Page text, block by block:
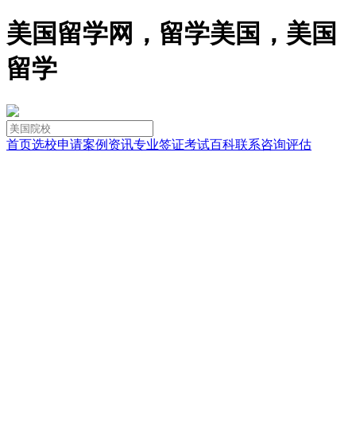
美国留学网，留学美国，美国
留学
首页选校申请案例 资讯专业签证考试百科联系咨询评估